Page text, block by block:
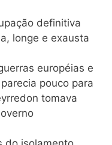
definitiva
longe e exausta
européias e
pouco para
tomava